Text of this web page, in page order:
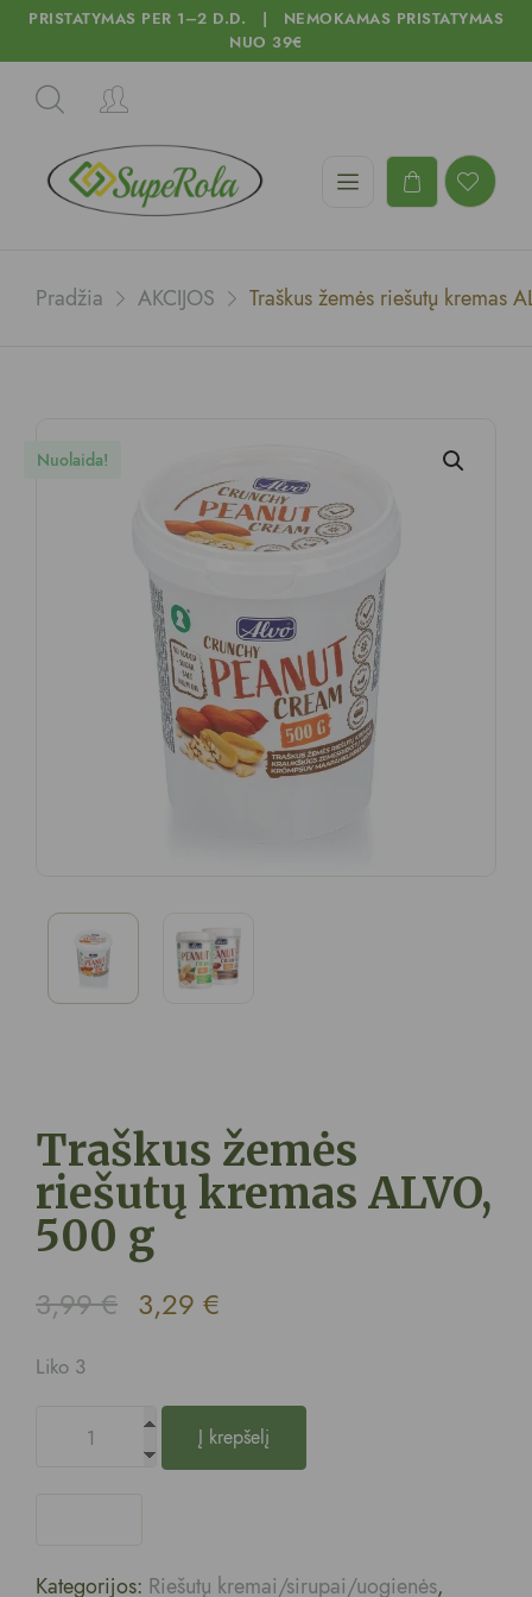
PRISTATYMAS PER 1–2 D.D. | NEMOKAMAS PRISTATYMAS
NUO 39€
Pradžia AKCIJOS Traškus žemės riešutų kremas
Nuolaida!
Traškus žemės
riešutų kremas ALVO,
500 g
3,99€ 3,29 €
Liko 3
Į krepšelį
Kategorijos: Riešutų kremai/sirupai/uogienės,